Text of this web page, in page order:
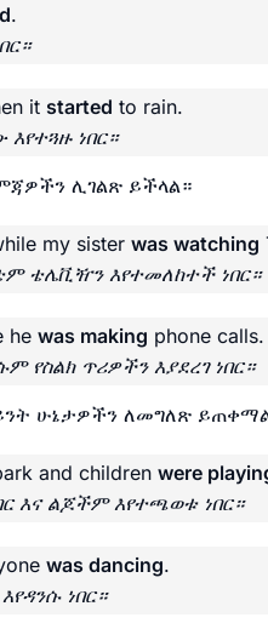
.
it started to rain.
ነበር።
ሊገልጽ ይችላል።
my sister was watching
ቴሌቪዥን እየተመለከተች ነበር።
he was making phone calls.
የስልክ ጥሪዎችን እያደረገ ነበር።
ሁኔታዎችን ለመግለጽ
and children were
እና ልጆችም እየተጫወቱ ነበር።
was dancing.
ነበር።